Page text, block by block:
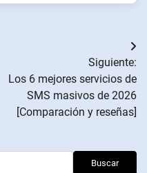
Siguiente:
Los 6 mejores servicios de
SMS masivos de 2026
[Comparación y reseñas]
Buscar